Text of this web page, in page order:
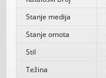
Stanje medija
Stanje omota
Stil
Težina